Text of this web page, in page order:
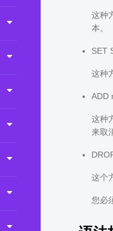
这种
本。
SET
这种
ADD
这种
来取
这个
您必